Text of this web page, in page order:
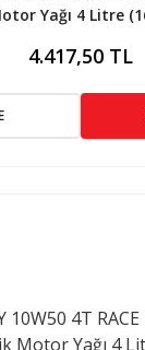
Yağı 4 Litre
4.417,50 TL